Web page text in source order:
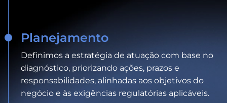
Planejamento
Definimos a estratégia de atuação com base no
diagnóstico, priorizando ações, prazos e
responsabilidades, alinhadas aos objetivos do
negócio e às exigências regulatórias aplicáveis.